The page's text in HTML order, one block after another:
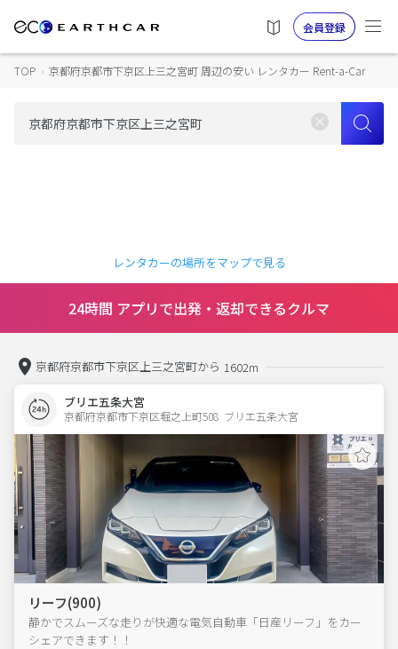
会員登録
TOP › 京都府京都市下京区上三之宮町 周辺の安い レンタカー Rent-a-Car
レンタカーの場所をマップで見る
24時間 アプリで出発・返却できるクルマ
京都府京都市下京区上三之宮町から 1602m
ブリエ五条大宮
京都府京都市下京区堀之上町508  ブリエ五条大宮
リーフ(900)
静かでスムーズな走りが快適な電気自動車「日産リーフ」をカー
シェアできます！！